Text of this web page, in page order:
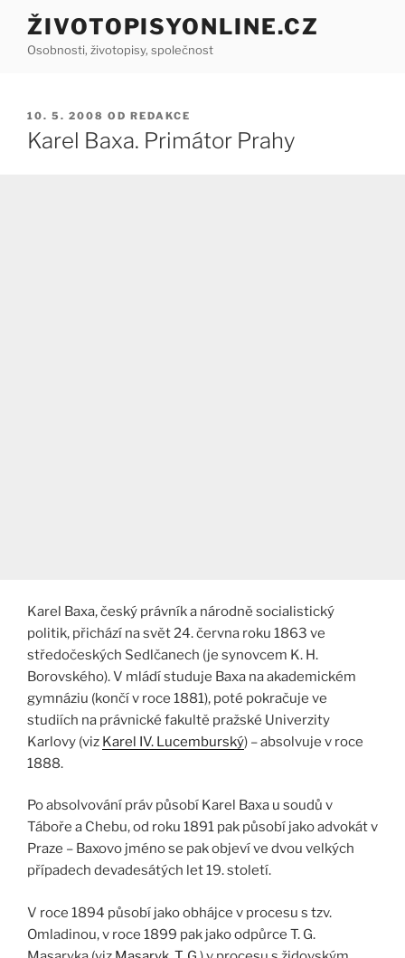
Přejít
obsahu
ŽIVOTOPISYONLINE.CZ
Osobnosti, životopisy, společnost
PUBLIKOVÁNO
10. 5. 2008 OD REDAKCE
Karel Baxa. Primátor Prahy
Karel Baxa, český právník a národně socialistický
politik, přichází na svět 24. června roku 1863 ve
středočeských Sedlčanech (je synovcem K. H.
Borovského). V mládí studuje Baxa na akademickém
gymnáziu (končí v roce 1881), poté pokračuje ve
studiích na právnické fakultě pražské Univerzity
Karlovy (viz Karel IV. Lucemburský) – absolvuje v roce
1888.
Po absolvování práv působí Karel Baxa u soudů v
Táboře a Chebu, od roku 1891 pak působí jako advokát v
Praze – Baxovo jméno se pak objeví ve dvou velkých
případech devadesátých let 19. století.
V roce 1894 působí jako obhájce v procesu s tzv.
Omladinou, v roce 1899 pak jako odpůrce T. G.